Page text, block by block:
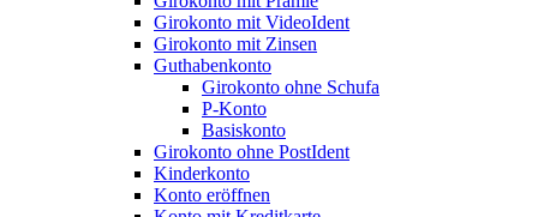
Girokonto mit VideoIdent
Girokonto mit Zinsen
Guthabenkonto
Girokonto ohne Schufa
P-Konto
Basiskonto
Girokonto ohne PostIdent
Kinderkonto
Konto eröffnen